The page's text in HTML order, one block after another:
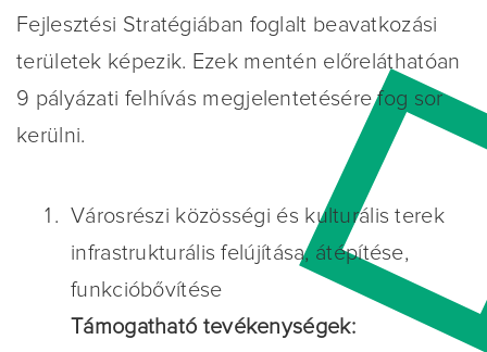
Fejlesztési Stratégiában foglalt beavatkozási
területek képezik. Ezek mentén előreláthatóan
9 pályázati felhívás megjelentetésére fog sor
kerülni.
Városrészi közösségi és kulturális terek
infrastrukturális felújítása, átépítése,
funkcióbővítése
Támogatható tevékenységek: